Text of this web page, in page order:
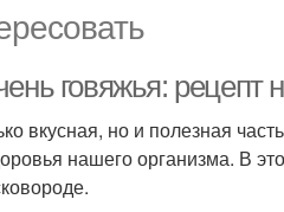
говяжья: рецепт
вкусная, но и полезная
нашего организма. В